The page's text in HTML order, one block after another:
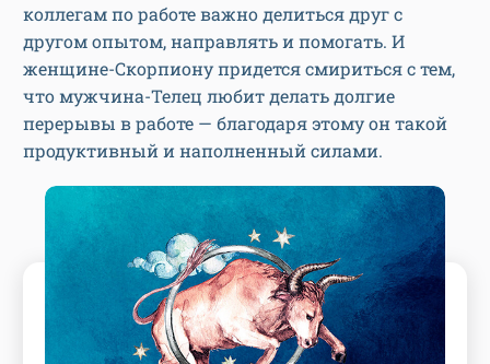
коллегам по работе важно делиться друг с
другом опытом, направлять и помогать. И
женщине-Скорпиону придется смириться с тем,
что мужчина-Телец любит делать долгие
перерывы в работе — благодаря этому он такой
продуктивный и наполненный силами.